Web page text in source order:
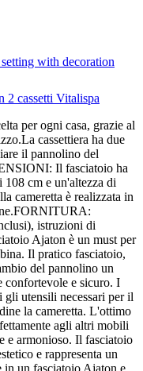
2 cassetti Vitalispa
per ogni casa, grazie al
cassettiera ha due
il pannolino del
Il fasciatoio ha
cm e un'altezza di
cameretta è realizzata in
istruzioni di
Ajaton è un must per
Il pratico fasciatoio,
del pannolino un
confortevole e sicuro. I
gli utensili necessari per il
la cameretta. L'ottimo
agli altri mobili
e armonioso. Il fasciatoio
e rappresenta un
in un fasciatoio Ajaton e